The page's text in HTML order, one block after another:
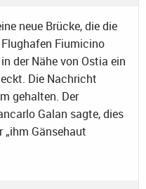
neue Brücke, die die
Fiumicino
der Nähe von Ostia ein
Die Nachricht
gehalten. Der
Galan sagte, dies
„ihm Gänsehaut